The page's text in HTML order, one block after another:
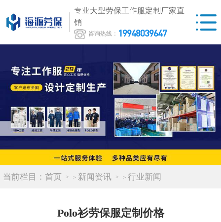
专业大型劳保工作服定制厂家直
销
咨询热线： 19948039647
当前栏目： 首页 > 新闻资讯 > 行业新闻
Polo衫劳保服定制价格